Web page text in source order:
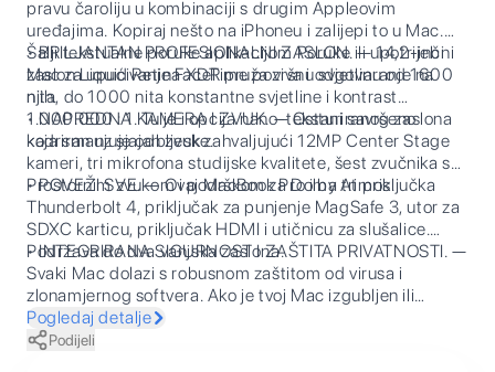
pravu čaroliju u kombinaciji s drugim Appleovim
uređajima. Kopiraj nešto na iPhoneu i zalijepi to u Mac.
Šalji tekstualne poruke aplikacijom Poruke ili upotrijebi
Mac za upućivanje FaceTime poziva i odgovaranje na
njih.
• BRILJANTAN PROFESIONALNI ZASLON. — 14,2-inčni
zaslon Liquid Retina XDR pruža vršnu svjetlinu od 1600
nita, do 1000 nita konstantne svjetline i kontrast
1.000.000 : 1. Tu je i opcija nano-teksturiranog zaslona
koja smanjuje odbljeske.
• NAPREDNA KAMERA I ZVUK. — Ostani savršeno
kadriran uz sjajan zvuk zahvaljujući 12MP Center Stage
kameri, tri mikrofona studijske kvalitete, šest zvučnika s
Prostornim zvukom i podrškom za Dolby Atmos.
• POVEŽI SVE. — Ovaj MacBook Pro ima tri priključka
Thunderbolt 4, priključak za punjenje MagSafe 3, utor za
SDXC karticu, priključak HDMI i utičnicu za slušalice.
Podržava do dva vanjska zaslona.
• INTEGRIRANA SIGURNOST I ZAŠTITA PRIVATNOSTI. —
Svaki Mac dolazi s robusnom zaštitom od virusa i
zlonamjernog softvera. Ako je tvoj Mac izgubljen ili
ukraden, funkcijom Pronalaženje možeš ga pronaći.
FileVault osigurava da su datoteke šifrirane kako im drugi
Pogledaj detalje
Podijeli